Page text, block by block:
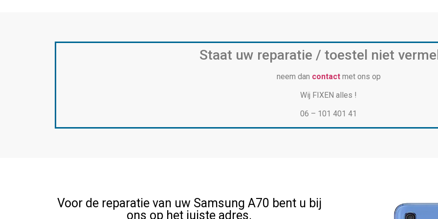
Staat uw reparatie / toestel niet
neem dan contactmet ons op
Wij FIXEN alles !
06 – 101 401 41
Voor de reparatie van uw Samsung A70 bent u bij
ons op het juiste adres.